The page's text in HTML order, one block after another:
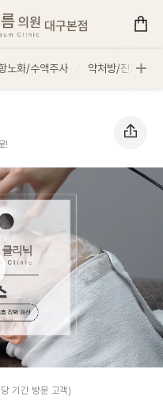
노화/수액주사 약처방/진료
!
기간 방문 고객)